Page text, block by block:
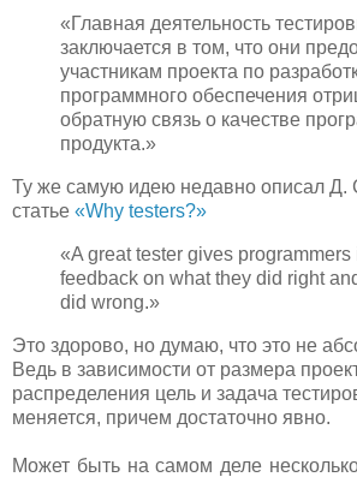
«Главная деятельность
заключается в том, что они
участникам проекта по
программного обеспечения
обратную связь о качестве
продукта.»
Ту же самую идею недавно описал Д.
статье «Why testers?»
«A great tester gives
feedback on what they did right
did wrong.»
Это здорово, но думаю, что это не
Ведь в зависимости от размера
распределения цель и задача
меняется, причем достаточно явно.
Может быть на самом деле